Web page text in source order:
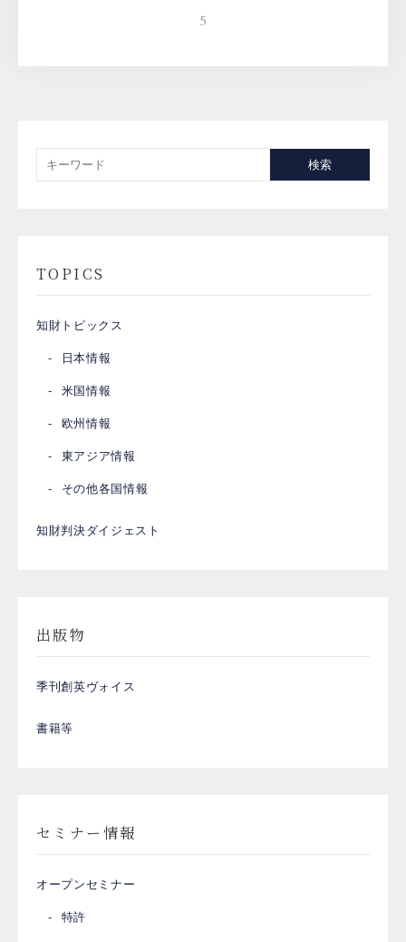
5
検索
TOPICS
知財トピックス
日本情報
米国情報
欧州情報
東アジア情報
その他各国情報
知財判決ダイジェスト
出版物
季刊創英ヴォイス
書籍等
セミナー情報
オープンセミナー
特許